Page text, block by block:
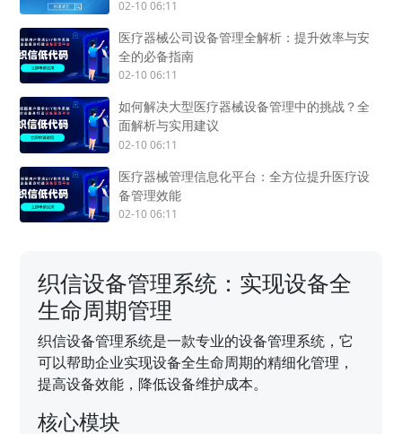
02-10 06:11
医疗器械公司设备管理全解析：提升效率与安
全的必备指南
02-10 06:11
如何解决大型医疗器械设备管理中的挑战？全
面解析与实用建议
02-10 06:11
医疗器械管理信息化平台：全方位提升医疗设
备管理效能
02-10 06:11
织信设备管理系统：实现设备全
生命周期管理
织信设备管理系统是一款专业的设备管理系统，它
可以帮助企业实现设备全生命周期的精细化管理，
提高设备效能，降低设备维护成本。
核心模块